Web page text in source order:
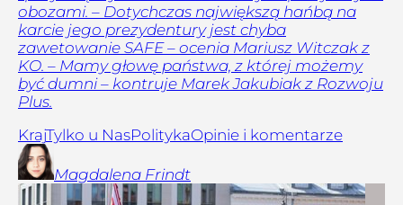
obozami. – Dotychczas największą hańbą na
karcie jego prezydentury jest chyba
zawetowanie SAFE – ocenia Mariusz Witczak z
KO. – Mamy głowę państwa, z której możemy
być dumni – kontruje Marek Jakubiak z Rozwoju
Plus.
KrajTylko u NasPolitykaOpinie i komentarze
Magdalena Frindt